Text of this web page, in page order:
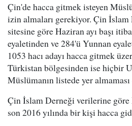
Çin'de hacca gitmek isteyen
izin almaları gerekiyor. Çin
sitesine göre Haziran ayı başı
eyaletinden ve 284'ü Yunnan
1053 hacı adayı hacca gitmek
Türkistan bölgesinden ise hiçbir
Müslümanın listede yer
Çin İslam Derneği verilerine
son 2016 yılında bir kişi hacca